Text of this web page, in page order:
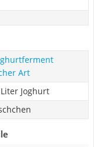
Art
Joghurt